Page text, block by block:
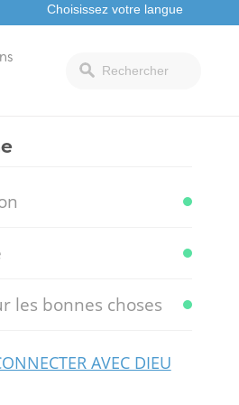
les bonnes choses
AVEC DIEU